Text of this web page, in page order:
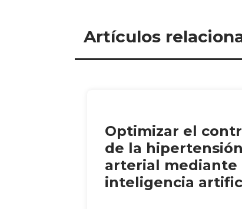
Artículos
Optimizar el
de la hipertensión
arterial mediante
inteligencia